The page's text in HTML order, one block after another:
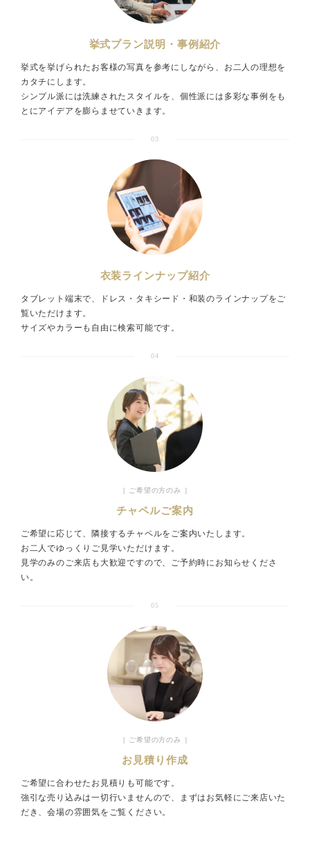
挙式プラン説明・事例紹介
挙式を挙げられたお客様の写真を参考にしながら、お二人の理想を
カタチにします。
シンプル派には洗練されたスタイルを、個性派には多彩な事例をも
とにアイデアを膨らませていきます。
03
衣装ラインナップ紹介
タブレット端末で、ドレス・タキシード・和装のラインナップをご
覧いただけます。
サイズやカラーも自由に検索可能です。
04
［ ご希望の方のみ ］
チャペルご案内
ご希望に応じて、隣接するチャペルをご案内いたします。
お二人でゆっくりご見学いただけます。
見学のみのご来店も大歓迎ですので、ご予約時にお知らせくださ
い。
05
［ ご希望の方のみ ］
お見積り作成
ご希望に合わせたお見積りも可能です。
強引な売り込みは一切行いませんので、まずはお気軽にご来店いた
だき、会場の雰囲気をご覧ください。